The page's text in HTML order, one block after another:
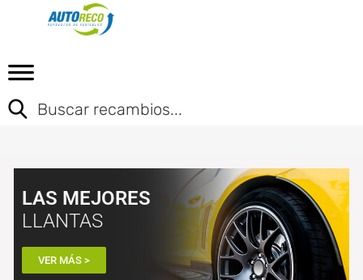
LAS MEJORES
LLANTAS
VER MÁS >